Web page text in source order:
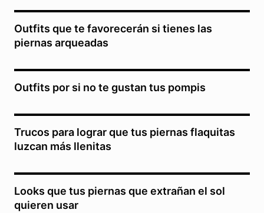
Outfits que te favorecerán si tienes las
piernas arqueadas
Outfits por si no te gustan tus pompis
Trucos para lograr que tus piernas flaquitas
luzcan más llenitas
Looks que tus piernas que extrañan el sol
quieren usar